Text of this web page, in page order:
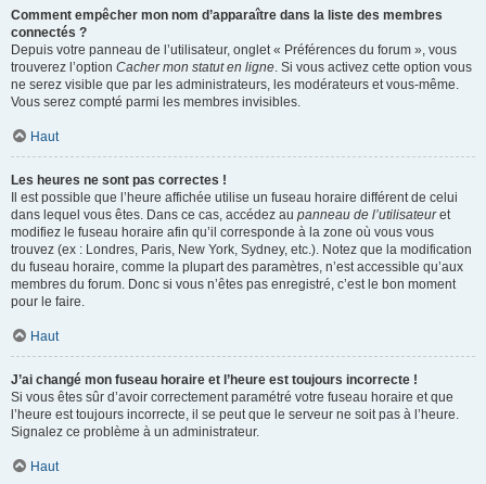
Comment empêcher mon nom d’apparaître dans la liste des membres
connectés ?
Depuis votre panneau de l’utilisateur, onglet « Préférences du forum », vous
trouverez l’option Cacher mon statut en ligne. Si vous activez cette option vous
ne serez visible que par les administrateurs, les modérateurs et vous-même.
Vous serez compté parmi les membres invisibles.
Haut
Les heures ne sont pas correctes !
Il est possible que l’heure affichée utilise un fuseau horaire différent de celui
dans lequel vous êtes. Dans ce cas, accédez au panneau de l’utilisateuret
modifiez le fuseau horaire afin qu’il corresponde à la zone où vous vous
trouvez (ex : Londres, Paris, New York, Sydney, etc.). Notez que la modification
du fuseau horaire, comme la plupart des paramètres, n’est accessible qu’aux
membres du forum. Donc si vous n’êtes pas enregistré, c’est le bon moment
pour le faire.
Haut
J’ai changé mon fuseau horaire et l’heure est toujours incorrecte !
Si vous êtes sûr d’avoir correctement paramétré votre fuseau horaire et que
l’heure est toujours incorrecte, il se peut que le serveur ne soit pas à l’heure.
Signalez ce problème à un administrateur.
Haut